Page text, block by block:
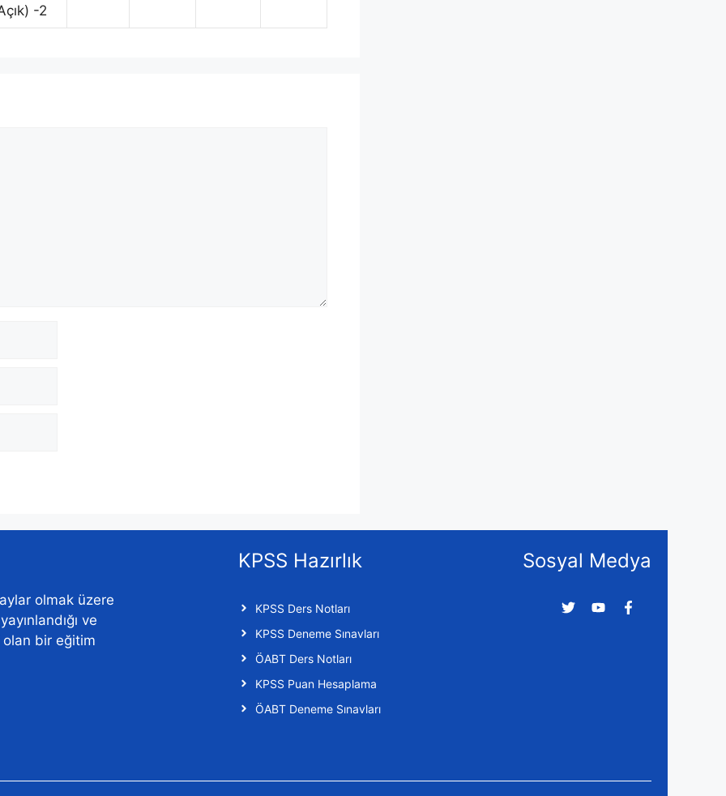
-2
olmak üzere
ve
olan bir eğitim
KPSS Hazırlık
KPSS Ders Notları
KPSS Deneme Sınavları
ÖABT Ders Notları
KPSS Puan Hesaplama
ÖABT Deneme Sınavları
Sosyal Medya